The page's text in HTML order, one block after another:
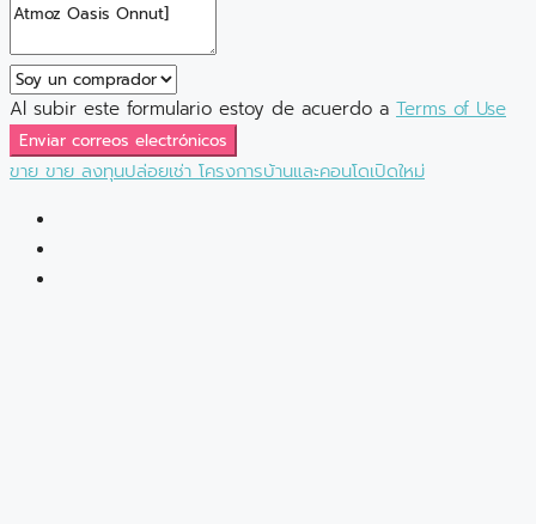
Al subir este formulario estoy de acuerdo a Terms of Use
Enviar correos electrónicos
ขาย ขาย ลงทุนปล่อยเช่า โครงการบ้านและคอนโดเปิดใหม่